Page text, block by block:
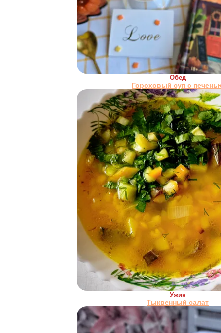
Обед
Гороховый суп с
Ужин
Тыквенный салат